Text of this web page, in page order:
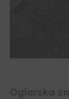
Oglarska